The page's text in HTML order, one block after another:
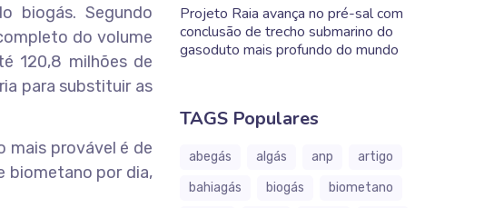
biogás. Segundo
do volume
120,8 milhões de
para substituir as
mais provável é de
biometano por dia,
Projeto Raia avança no pré-sal com
conclusão de trecho submarino do
gasoduto mais profundo do mundo
TAGS Populares
abegás algás anp
artigo
bahiagás
biogás
biometano